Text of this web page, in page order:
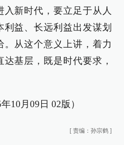
新时代，要立足于从人
利益、长远利益出发谋划
。从这个意义上讲，着力
基层，既是时代要求，
10月09日 02版）
[ 责编：孙宗鹤 ]